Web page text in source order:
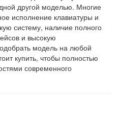
другой моделью. Многие
исполнение клавиатуры и
систему, наличие полного
и высокую
модель на любой
купить, чтобы полностью
современного